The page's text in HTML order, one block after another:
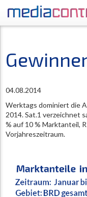
04.08.2014
Werktags dominiert die
2014. Sat.1 verzeichnet
% auf 10 % Marktanteil,
Vorjahreszeitraum.